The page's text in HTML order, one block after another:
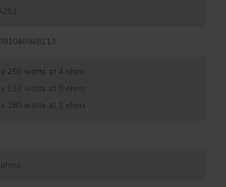
250 watts at 4 ohms
130 watts at 8 ohms
180 watts at 2 ohms